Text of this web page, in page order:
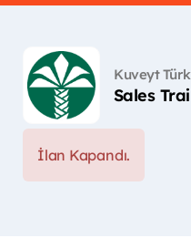
Kuveyt Türk
Sales
İlan Kapandı.